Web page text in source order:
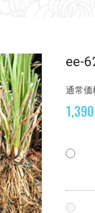
ee-
通常価